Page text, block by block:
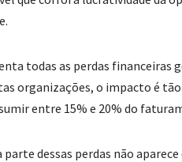
todas as perdas
organizações, o impacto é
entre 15% e 20% do
parte dessas perdas não